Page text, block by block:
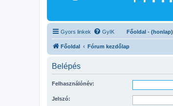
Gyors linkek GyIK Főoldal - (honlap)
Főoldal Fórum kezdőlap
Belépés
Felhasználónév:
Jelszó: